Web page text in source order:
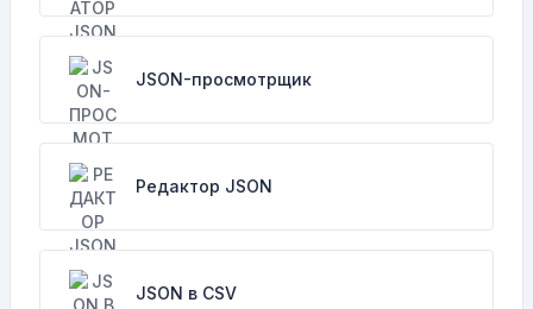
JSON-просмотрщик
Редактор JSON
JSON в CSV